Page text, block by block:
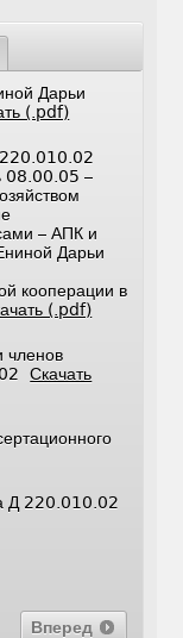
Дарьи
(.pdf)
220.010.02
08.00.05 –
– АПК и
Дарьи
кооперации в
(.pdf)
членов
Скачать
Д 220.010.02
Вперед